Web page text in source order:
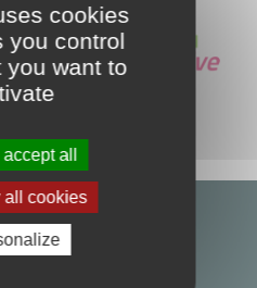
cookies
you control
you want to
all
all cookies